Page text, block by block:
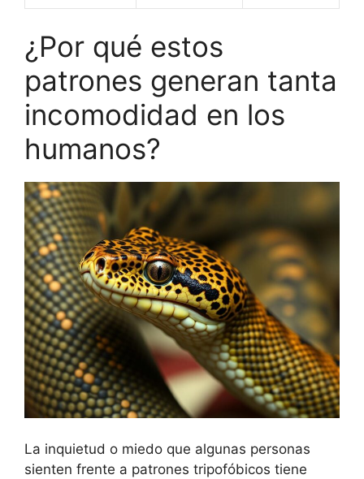
¿Por qué estos
patrones generan tanta
incomodidad en los
humanos?
La inquietud o miedo que algunas personas
sienten frente a patrones tripofóbicos tiene